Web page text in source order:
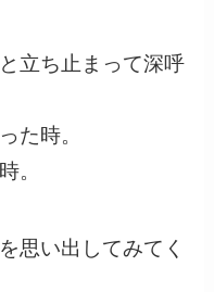
立ち止まって深呼
た時。
。
思い出してみてく